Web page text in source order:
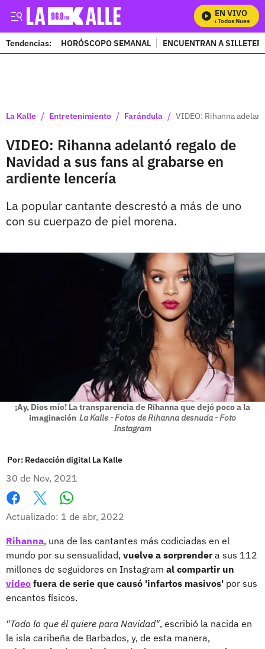
EN VIVO
Mira Todos Nuestros
Tendencias: HORÓSCOPO SEMANAL ENCUENTRAN A
La Kalle / Entretenimiento / Farándula / VIDEO: Rihanna
VIDEO: Rihanna adelantó regalo de
Navidad a sus fans al grabarse en
ardiente lencería
La popular cantante descrestó a más de uno
con su cuerpazo de piel morena.
¡Ay, Dios mío! La transparencia de Rihanna que dejó poco a la
imaginación La Kalle - Fotos de Rihanna desnuda - Foto
Instagram
Por: Redacción digital La Kalle
30 de Nov, 2021
Facebook
X
Actualizado: 1 de abr, 2022
Rihanna, una de las cantantes más codiciadas en el
mundo por su sensualidad, vuelve a sorprendera sus 112
millones de seguidores en Instagram al compartir un
video fuera de serie que causó 'infartos masivos' por sus
encantos físicos.
"Todo lo que él quiere para Navidad", escribió la nacida en
la isla caribeña de Barbados, y, de esta manera,